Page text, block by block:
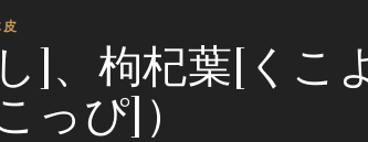
]、枸杞葉[くこ
っぴ]）